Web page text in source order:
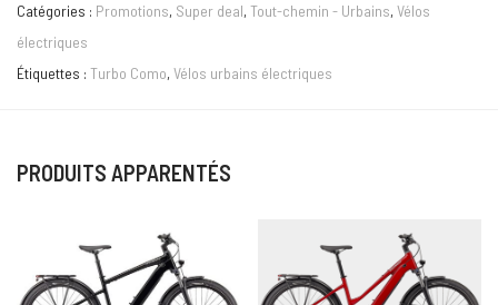
Catégories : Promotions, Super deal, Tout-chemin - Urbains, Vélos
électriques
Étiquettes : Turbo Como, Vélos urbains électriques
PRODUITS APPARENTÉS